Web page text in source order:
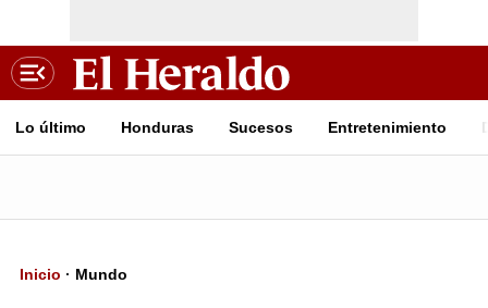
Lo último Honduras Sucesos Entretenimiento
Inicio · Mundo